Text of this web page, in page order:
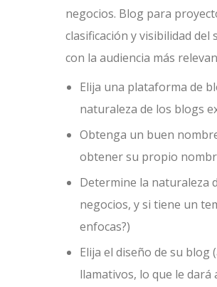
negocios. Blog para
clasificación y visibilidad
con la audiencia más
Elija una plataforma de
naturaleza de los blogs
Obtenga un buen
obtener su propio
Determine la naturaleza
negocios, y si tiene un
enfocas?)
Elija el diseño de su blog
llamativos, lo que le